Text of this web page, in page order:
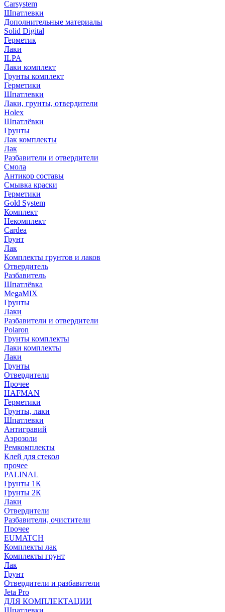
Carsystem
Шпатлевки
Дополнительные материалы
Solid Digital
Герметик
Лаки
ILPA
Лаки комплект
Грунты комплект
Герметики
Шпатлевки
Лаки, грунты, отвердители
Holex
Шпатлёвки
Грунты
Лак комплекты
Лак
Разбавители и отвердители
Смола
Антикор составы
Смывка краски
Герметики
Gold System
Комплект
Некомплект
Cardea
Грунт
Лак
Комплекты грунтов и лаков
Отвердитель
Разбавитель
Шпатлёвка
MegaMIX
Грунты
Лаки
Разбавители и отвердители
Polaron
Грунты комплекты
Лаки комплекты
Лаки
Грунты
Отвердители
Прочее
HAFMAN
Герметики
Грунты, лаки
Шпатлевки
Антигравий
Аэрозоли
Ремкомплекты
Клей для стекол
прочее
PALINAL
Грунты 1К
Грунты 2К
Лаки
Отвердители
Разбавители, очистители
Прочее
EUMATCH
Комплекты лак
Комплекты грунт
Лак
Грунт
Отвердители и разбавители
Jeta Pro
ДЛЯ КОМПЛЕКТАЦИИ
Шпатлевки